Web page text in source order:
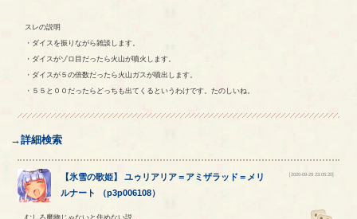
スレの説明
・ダイスを振りながら雑談します。
・ダイスがゾロ目だったら火山が噴火します。
・ダイスが５の倍数だったら火山ガスが噴出します。
・５５と００だったらどっちも出てくるというわけです。たのしいね。
→詳細検索
【氷雪の歌姫】ユゥリアリア＝ アミザラッド ＝ メリ
ルナート
（p3p006108）
[2020-09-29 23:05:20]